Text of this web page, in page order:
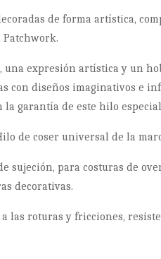
de forma artística,
una expresión artística y un
con diseños imaginativos e
la garantía de este hilo
de coser universal de la
sujeción, para costuras de
decorativas.
las roturas y fricciones,